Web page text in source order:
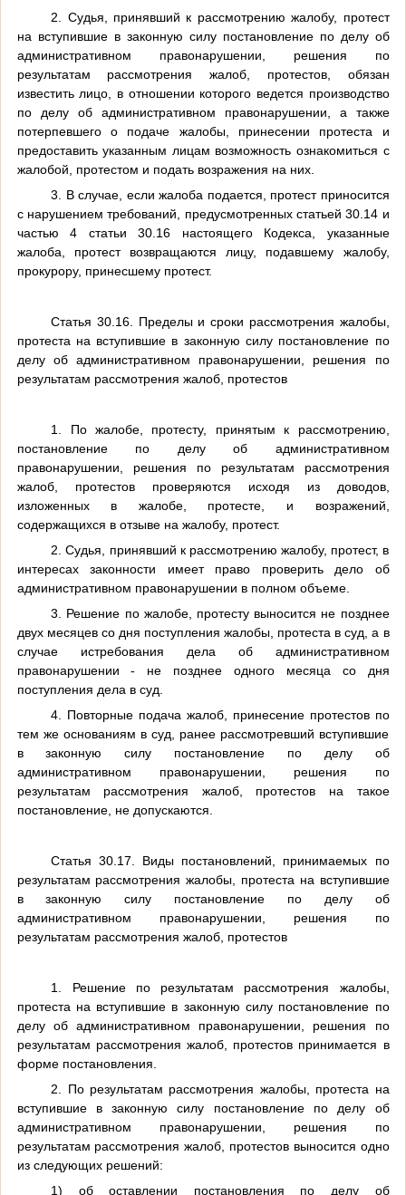
2. Судья, принявший к рассмотрению жалобу, протест
на вступившие в законную силу постановление по делу об
административном правонарушении, решения по
результатам рассмотрения жалоб, протестов, обязан
известить лицо, в отношении которого ведется производство
по делу об административном правонарушении, а также
потерпевшего о подаче жалобы, принесении протеста и
предоставить указанным лицам возможность ознакомиться с
жалобой, протестом и подать возражения на них.
3. В случае, если жалоба подается, протест приносится
с нарушением требований, предусмотренных статьей 30.14 и
частью 4 статьи 30.16 настоящего Кодекса, указанные
жалоба, протест возвращаются лицу, подавшему жалобу,
прокурору, принесшему протест.
Статья 30.16. Пределы и сроки рассмотрения жалобы,
протеста на вступившие в законную силу постановление по
делу об административном правонарушении, решения по
результатам рассмотрения жалоб, протестов
1. По жалобе, протесту, принятым к рассмотрению,
постановление по делу об административном
правонарушении, решения по результатам рассмотрения
жалоб, протестов проверяются исходя из доводов,
изложенных в жалобе, протесте, и возражений,
содержащихся в отзыве на жалобу, протест.
2. Судья, принявший к рассмотрению жалобу, протест, в
интересах законности имеет право проверить дело об
административном правонарушении в полном объеме.
3. Решение по жалобе, протесту выносится не позднее
двух месяцев со дня поступления жалобы, протеста в суд, а в
случае истребования дела об административном
правонарушении - не позднее одного месяца со дня
поступления дела в суд.
4. Повторные подача жалоб, принесение протестов по
тем же основаниям в суд, ранее рассмотревший вступившие
в законную силу постановление по делу об
административном правонарушении, решения по
результатам рассмотрения жалоб, протестов на такое
постановление, не допускаются.
Статья 30.17. Виды постановлений, принимаемых по
результатам рассмотрения жалобы, протеста на вступившие
в законную силу постановление по делу об
административном правонарушении, решения по
результатам рассмотрения жалоб, протестов
1. Решение по результатам рассмотрения жалобы,
протеста на вступившие в законную силу постановление по
делу об административном правонарушении, решения по
результатам рассмотрения жалоб, протестов принимается в
форме постановления.
2. По результатам рассмотрения жалобы, протеста на
вступившие в законную силу постановление по делу об
административном правонарушении, решения по
результатам рассмотрения жалоб, протестов выносится одно
из следующих решений:
1) об оставлении постановления по делу об